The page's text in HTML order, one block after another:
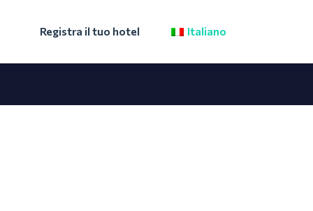
Registra il tuo hotel Italiano